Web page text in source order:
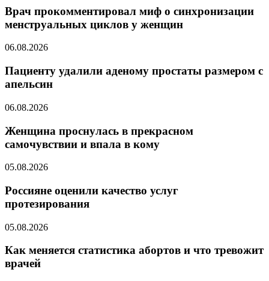
Врач прокомментировал миф о синхронизации
менструальных циклов у женщин
06.08.2026
Пациенту удалили аденому простаты размером с
апельсин
06.08.2026
Женщина проснулась в прекрасном
самочувствии и впала в кому
05.08.2026
Россияне оценили качество услуг
протезирования
05.08.2026
Как меняется статистика абортов и что тревожит
врачей